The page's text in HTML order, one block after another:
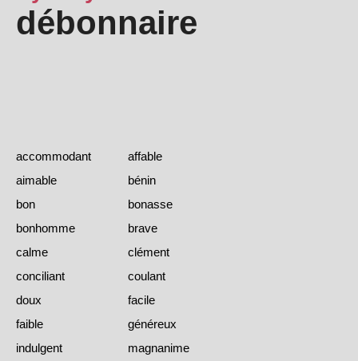
débonnaire
accommodant
affable
aimable
bénin
bon
bonasse
bonhomme
brave
calme
clément
conciliant
coulant
doux
facile
faible
généreux
indulgent
magnanime